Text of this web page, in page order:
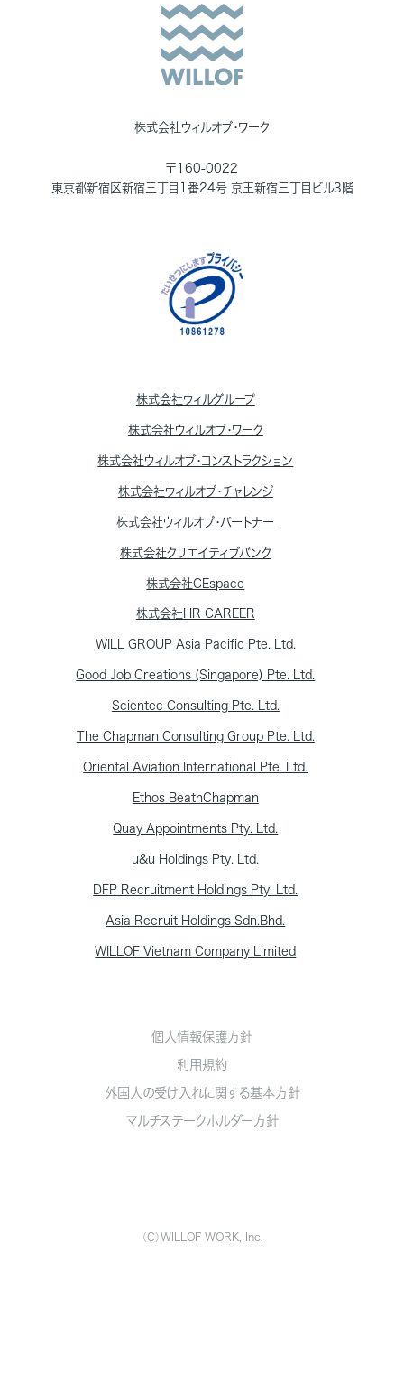
株式会社ウィルオブ・ワーク
〒160-0022
東京都新宿区新宿三丁目1番24号 京王新宿三丁目ビル3階
株式会社ウィルグループ
株式会社ウィルオブ・ワーク
株式会社ウィルオブ・コンストラクション
株式会社ウィルオブ・チャレンジ
株式会社ウィルオブ・パートナー
株式会社クリエイティブバンク
株式会社CEspace
株式会社HR CAREER
WILL GROUP Asia Pacific Pte. Ltd.
Good Job Creations (Singapore) Pte. Ltd.
Scientec Consulting Pte. Ltd.
The Chapman Consulting Group Pte. Ltd.
Oriental Aviation International Pte. Ltd.
Ethos BeathChapman
Quay Appointments Pty. Ltd.
u&u Holdings Pty. Ltd.
DFP Recruitment Holdings Pty. Ltd.
Asia Recruit Holdings Sdn.Bhd.
WILLOF Vietnam Company Limited
個人情報保護方針
利用規約
外国人の受け入れに関する基本方針
マルチステークホルダー方針
（C）WILLOF WORK, Inc.